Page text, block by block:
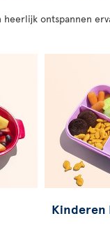
ontspannen
Kinderen